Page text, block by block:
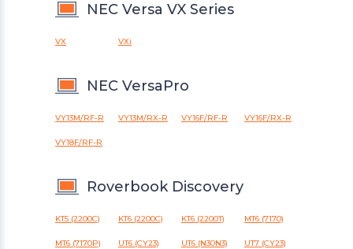
NEC Versa VX Series
VX VXi
NEC VersaPro
VY13M/RF-R VY13M/RX-R VY16F/RF-R VY16F/RX-R
VY18F/RF-R
Roverbook Discovery
KT5 (2200C) KT6 (2200C) KT6 (2200T) MT6 (7170)
MT6 (7170P) UT6 (CY23) UT6 (N30N3) UT7 (CY23)